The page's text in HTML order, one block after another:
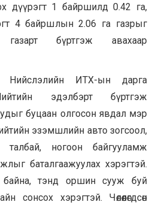
дүүрэгт 1 байршилд 0.42 га,
4 байршлын 2.06 га газрыг
бүртгэж авахаар
Нийслэлийн ИТХ-ын дарга
эдэлбэрт бүртгэж
буцаан олгосон явдал мэр
эзэмшлийн авто зогсоол,
талбай, ногоон байгууламж
баталгаажуулах хэрэгтэй.
байна, тэнд оршин сууж буй
сонсох хэрэгтэй. Чөлөөлөгдсөн